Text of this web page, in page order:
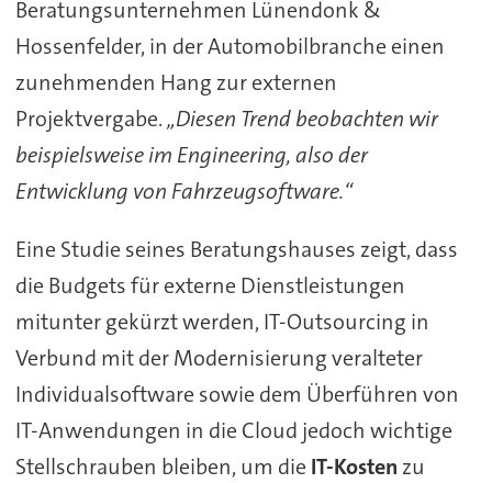
Beratungsunternehmen Lünendonk &
Hossenfelder, in der Automobilbranche einen
zunehmenden Hang zur externen
Projektvergabe.„Diesen Trend beobachten wir
beispielsweise im Engineering, also der
Entwicklung von Fahrzeugsoftware.“
Eine Studie seines Beratungshauses zeigt, dass
die Budgets für externe Dienstleistungen
mitunter gekürzt werden, IT-Outsourcing in
Verbund mit der Modernisierung veralteter
Individualsoftware sowie dem Überführen von
IT-Anwendungen in die Cloud jedoch wichtige
Stellschrauben bleiben, um die IT-Kosten zu